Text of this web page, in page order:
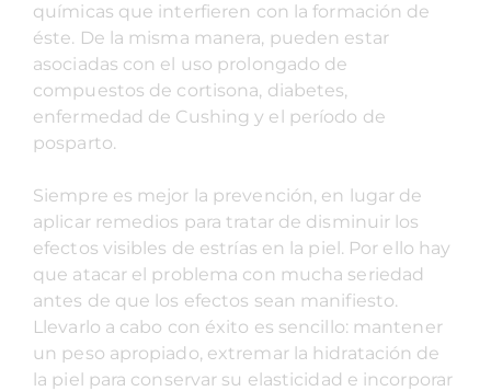
químicas que interfieren con la formación de
éste. De la misma manera, pueden estar
asociadas con el uso prolongado de
compuestos de cortisona, diabetes,
enfermedad de Cushing y el período de
posparto.
Siempre es mejor la prevención, en lugar de
aplicar remedios para tratar de disminuir los
efectos visibles de estrías en la piel. Por ello hay
que atacar el problema con mucha seriedad
antes de que los efectos sean manifiesto.
Llevarlo a cabo con éxito es sencillo: mantener
un peso apropiado, extremar la hidratación de
la piel para conservar su elasticidad e incorporar